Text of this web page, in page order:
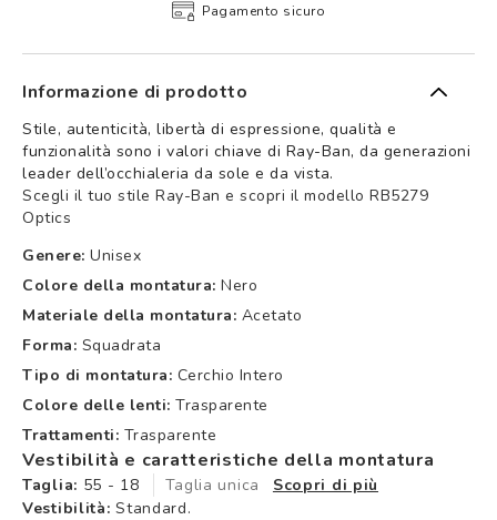
Pagamento sicuro
Informazione di prodotto
Stile, autenticità, libertà di espressione, qualità e
funzionalità sono i valori chiave di Ray-Ban, da generazioni
leader dell’occhialeria da sole e da vista.
Scegli il tuo stile Ray-Ban e scopri il modello RB5279
Optics
Genere: Unisex
Colore della montatura: Nero
Materiale della montatura: Acetato
Forma: Squadrata
Tipo di montatura: Cerchio Intero
Colore delle lenti: Trasparente
Trattamenti: Trasparente
Vestibilità e caratteristiche della montatura
Taglia: 55 - 18 Taglia unica
Scopri di più
Vestibilità: Standard.